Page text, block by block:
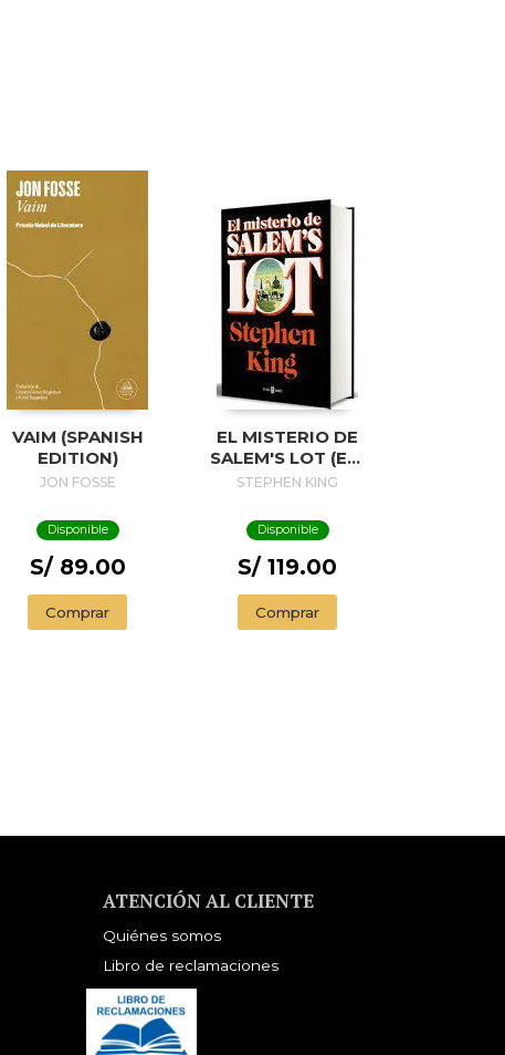
VAIM (SPANISH
EDITION)
JON FOSSE
Disponible
S/ 89.00
Comprar
EL MISTERIO DE
SALEM'S LOT (ED.
50 ANIVERSARIO) /
STEPHEN KING
Disponible
S/ 119.00
Comprar
ATENCIÓN AL CLIENTE
Quiénes somos
Libro de reclamaciones